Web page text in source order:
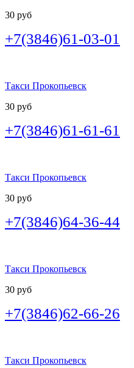
30 руб
+7(3846)61-03-01
Такси Прокопьевск
30 руб
+7(3846)61-61-61
Такси Прокопьевск
30 руб
+7(3846)64-36-44
Такси Прокопьевск
30 руб
+7(3846)62-66-26
Такси Прокопьевск